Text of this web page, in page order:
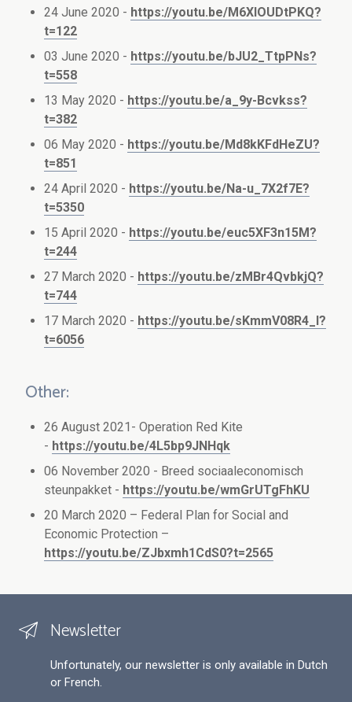
24 June 2020 - https://youtu.be/M6XlOUDtPKQ?
t=122
03 June 2020 - https://youtu.be/bJU2_TtpPNs?
t=558
13 May 2020 - https://youtu.be/a_9y-Bcvkss?
t=382
06 May 2020 - https://youtu.be/Md8kKFdHeZU?
t=851
24 April 2020 - https://youtu.be/Na-u_7X2f7E?
t=5350
15 April 2020 - https://youtu.be/euc5XF3n15M?
t=244
27 March 2020 - https://youtu.be/zMBr4QvbkjQ?
t=744
17 March 2020 - https://youtu.be/sKmmV08R4_I?
t=6056
Other:
26 August 2021- Operation Red Kite
- https://youtu.be/4L5bp9JNHqk
06 November 2020 - Breed sociaaleconomisch
steunpakket - https://youtu.be/wmGrUTgFhKU
20 March 2020 – Federal Plan for Social and
Economic Protection –
https://youtu.be/ZJbxmh1CdS0?t=2565
Newsletter
Unfortunately, our newsletter is only available in Dutch
or French.